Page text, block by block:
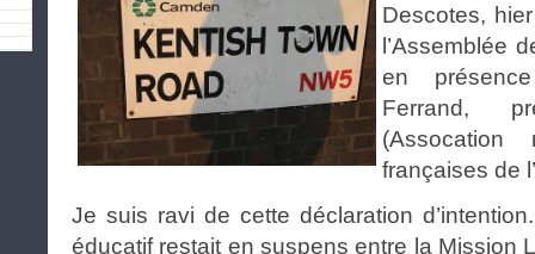
Descotes,
l’Assemblée
en
Ferrand,
françaises de
Je suis ravi de cette déclaration
éducatif restait en suspens entre la Mission